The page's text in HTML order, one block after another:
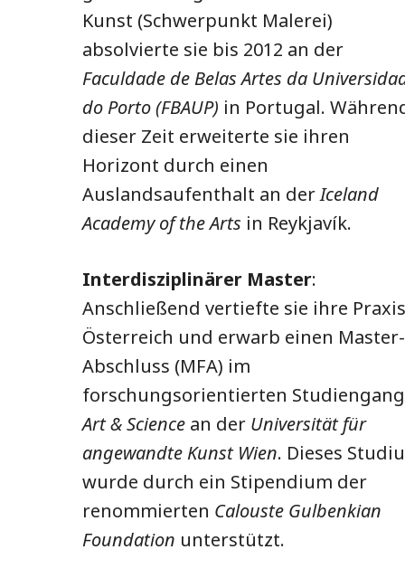
Kunst (Schwerpunkt Malerei)
absolvierte sie bis 2012 an der
Faculdade de Belas Artes da
do Porto (FBAUP) in Portugal.
dieser Zeit erweiterte sie ihren
Horizont durch einen
Auslandsaufenthalt an derIceland
Academy of the Arts in Reykjavík.
Interdisziplinärer Master:
Anschließend vertiefte sie ihre
Österreich und erwarb einen Master-
Abschluss (MFA) im
forschungsorientierten Studiengang
Art & Science an der Universität für
angewandte Kunst Wien. Dieses
wurde durch ein Stipendium der
renommierten Calouste Gulbenkian
Foundation unterstützt.